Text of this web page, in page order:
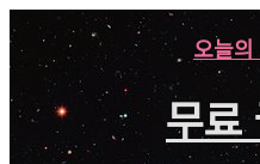
오늘
무료